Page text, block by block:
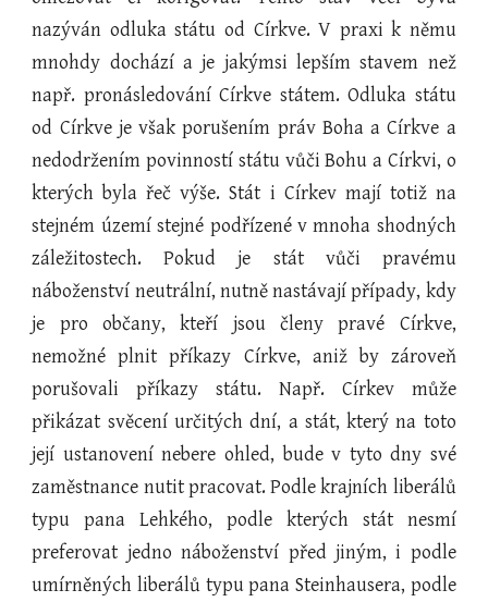
nazýván odluka státu od Církve. V praxi k němu
mnohdy dochází a je jakýmsi lepším stavem než
např. pronásledování Církve státem. Odluka státu
od Církve je však porušením práv Boha a Církve a
nedodržením povinností státu vůči Bohu a Církvi, o
kterých byla řeč výše. Stát i Církev mají totiž na
stejném území stejné podřízené v mnoha shodných
záležitostech. Pokud je stát vůči pravému
náboženství neutrální, nutně nastávají případy, kdy
je pro občany, kteří jsou členy pravé Církve,
nemožné plnit příkazy Církve, aniž by zároveň
porušovali příkazy státu. Např. Církev může
přikázat svěcení určitých dní, a stát, který na toto
její ustanovení nebere ohled, bude v tyto dny své
zaměstnance nutit pracovat. Podle krajních liberálů
typu pana Lehkého, podle kterých stát nesmí
preferovat jedno náboženství před jiným, i podle
umírněných liberálů typu pana Steinhausera, podle